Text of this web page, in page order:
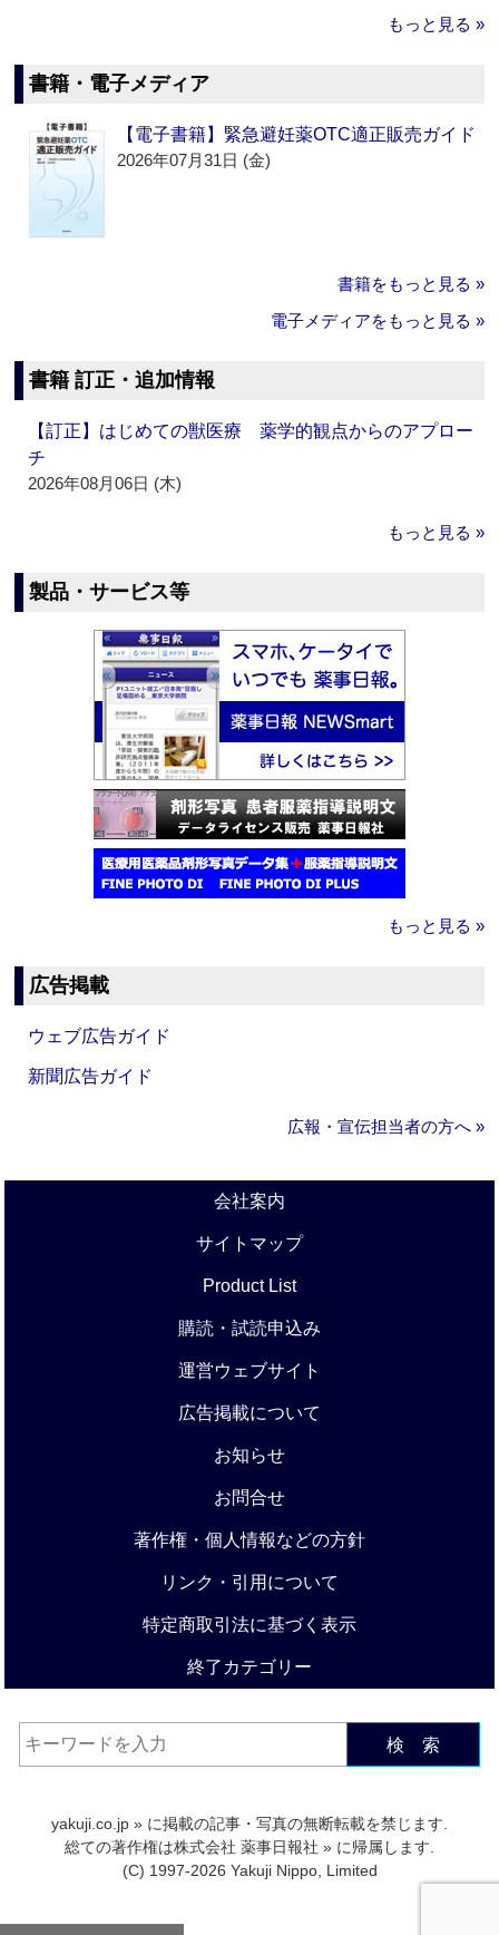
もっと見る »
書籍・電子メディア
【電子書籍】緊急避妊薬OTC適正販売ガイド
2026年07月31日 (金)
書籍をもっと見る »
電子メディアをもっと見る »
書籍 訂正・追加情報
【訂正】はじめての獣医療 薬学的観点からのアプロー
チ
2026年08月06日 (木)
もっと見る »
製品・サービス等
もっと見る »
広告掲載
ウェブ広告ガイド
新聞広告ガイド
広報・宣伝担当者の方へ »
会社案内
サイトマップ
Product List
購読・試読申込み
運営ウェブサイト
広告掲載について
お知らせ
お問合せ
著作権・個人情報などの方針
リンク・引用について
特定商取引法に基づく表示
終了カテゴリー
検 索
yakuji.co.jp » に掲載の記事・写真の無断転載を禁じます.
総ての著作権は株式会社 薬事日報社 » に帰属します.
(C) 1997-2026 Yakuji Nippo, Limited